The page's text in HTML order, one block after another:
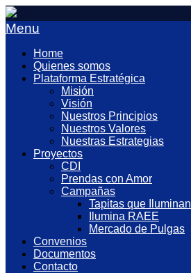
Menu
Home
Quienes somos
Plataforma Estratégica
Misión
Visión
Nuestros Principios
Nuestros Valores
Nuestras Estrategias
Proyectos
CDI
Prendas con Amor
Campañas
Tapitas que Iluminan
Ilumina RAEE
Mercado de Pulgas
Convenios
Documentos
Contacto